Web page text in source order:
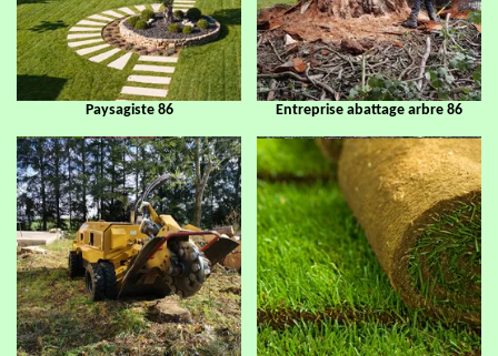
Paysagiste 86 Entreprise abattage arbre 86